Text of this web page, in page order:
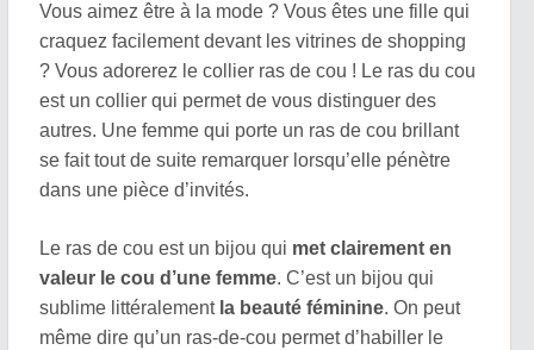
Vous aimez être à la mode ? Vous êtes une fille qui
craquez facilement devant les vitrines de shopping
? Vous adorerez le collier ras de cou ! Le ras du cou
est un collier qui permet de vous distinguer des
autres. Une femme qui porte un ras de cou brillant
se fait tout de suite remarquer lorsqu’elle pénètre
dans une pièce d’invités.
Le ras de cou est un bijou qui met clairement en
valeur le cou d’une femme. C’est un bijou qui
sublime littéralement la beauté féminine. On peut
même dire qu’un ras-de-cou permet d’habiller le